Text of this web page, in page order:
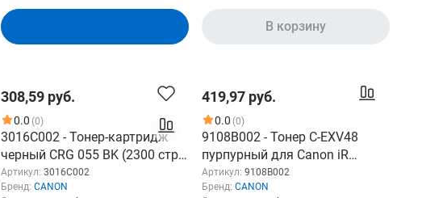
В корзину
308,59 руб.
0.0 (0)
3016C002 - Тонер-картридж
черный CRG 055 BK (2300 стр.)
для Canon LBP66x/MF74x
Артикул: 3016C002
Бренд: CANON
419,97 руб.
0.0 (0)
9108B002 - Тонер C-EXV48
пурпурный для Canon iR
C1325iF/1335iF 11500 стр.
Артикул: 9108B002
Бренд: CANON